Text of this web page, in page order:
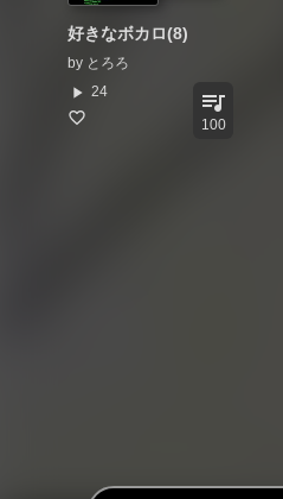
好きなボカロ(8)
by とろろ
play_arrow 24 queue_music
100